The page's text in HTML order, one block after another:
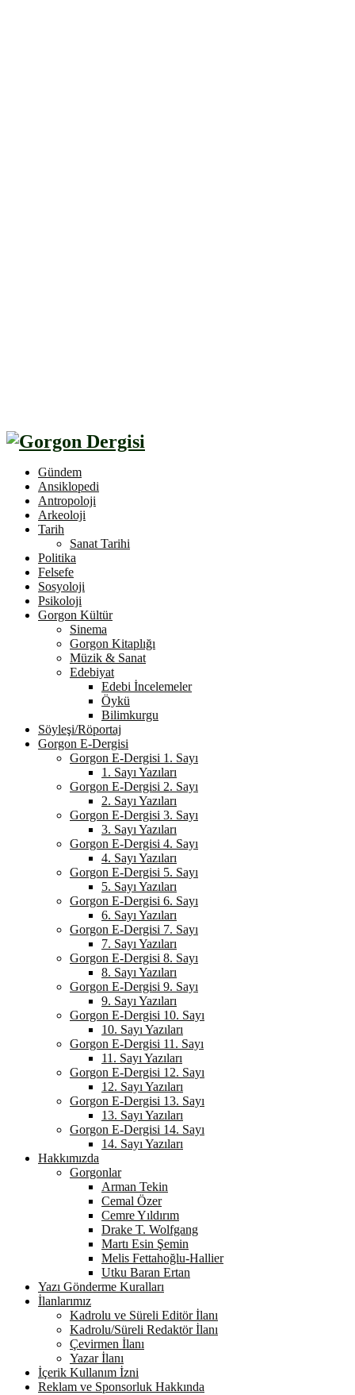
Gündem
Ansiklopedi
Antropoloji
Arkeoloji
Tarih
Sanat Tarihi
Politika
Felsefe
Sosyoloji
Psikoloji
Gorgon Kültür
Sinema
Gorgon Kitaplığı
Müzik & Sanat
Edebiyat
Edebi İncelemeler
Öykü
Bilimkurgu
Söyleşi/Röportaj
Gorgon E-Dergisi
Gorgon E-Dergisi 1. Sayı
1. Sayı Yazıları
Gorgon E-Dergisi 2. Sayı
2. Sayı Yazıları
Gorgon E-Dergisi 3. Sayı
3. Sayı Yazıları
Gorgon E-Dergisi 4. Sayı
4. Sayı Yazıları
Gorgon E-Dergisi 5. Sayı
5. Sayı Yazıları
Gorgon E-Dergisi 6. Sayı
6. Sayı Yazıları
Gorgon E-Dergisi 7. Sayı
7. Sayı Yazıları
Gorgon E-Dergisi 8. Sayı
8. Sayı Yazıları
Gorgon E-Dergisi 9. Sayı
9. Sayı Yazıları
Gorgon E-Dergisi 10. Sayı
10. Sayı Yazıları
Gorgon E-Dergisi 11. Sayı
11. Sayı Yazıları
Gorgon E-Dergisi 12. Sayı
12. Sayı Yazıları
Gorgon E-Dergisi 13. Sayı
13. Sayı Yazıları
Gorgon E-Dergisi 14. Sayı
14. Sayı Yazıları
Hakkımızda
Gorgonlar
Arman Tekin
Cemal Özer
Cemre Yıldırım
Drake T. Wolfgang
Martı Esin Şemin
Melis Fettahoğlu-Hallier
Utku Baran Ertan
Yazı Gönderme Kuralları
İlanlarımız
Kadrolu ve Süreli Editör İlanı
Kadrolu/Süreli Redaktör İlanı
Çevirmen İlanı
Yazar İlanı
İçerik Kullanım İzni
Reklam ve Sponsorluk Hakkında